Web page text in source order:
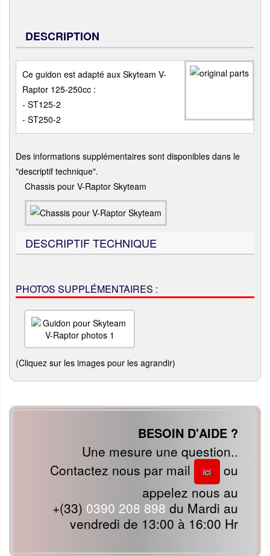
DESCRIPTION
Ce guidon est adapté aux Skyteam V-
Raptor 125-250cc :
- ST125-2
- ST250-2
Des informations supplémentaires sont disponibles dans le
"descriptif technique".
Chassis pour V-Raptor Skyteam
DESCRIPTIF TECHNIQUE
PHOTOS SUPPLÉMENTAIRES :
(Cliquez sur les images pour les agrandir)
BESOIN D'AIDE ?
Une mesure une question..
Contactez nous par mail
ici
ou
appelez nous au
+(33) 0390 208 898 du Mardi au
vendredi de 13:00 à 16:00 Hr